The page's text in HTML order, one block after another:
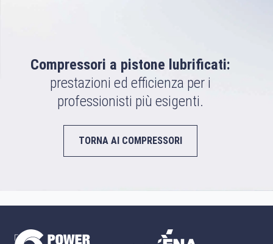
Compressori a pistone lubrificati:
prestazioni ed efficienza per i
professionisti più esigenti.
TORNA AI COMPRESSORI